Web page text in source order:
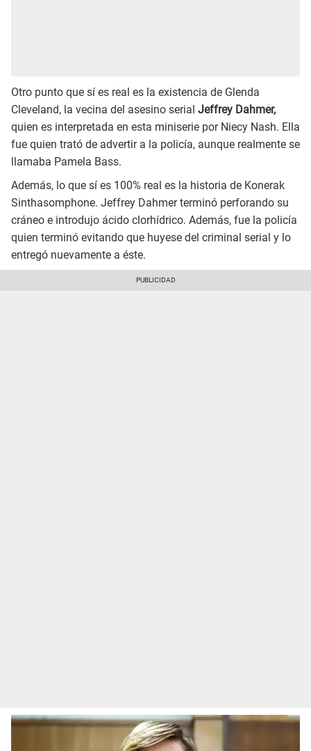
Otro punto que sí es real es la existencia de Glenda
Cleveland, la vecina del asesino serial Jeffrey Dahmer,
quien es interpretada en esta miniserie por Niecy Nash. Ella
fue quien trató de advertir a la policía, aunque realmente se
llamaba Pamela Bass.
Además, lo que sí es 100% real es la historia de Konerak
Sinthasomphone. Jeffrey Dahmer terminó perforando su
cráneo e introdujo ácido clorhídrico. Además, fue la policía
quien terminó evitando que huyese del criminal serial y lo
entregó nuevamente a éste.